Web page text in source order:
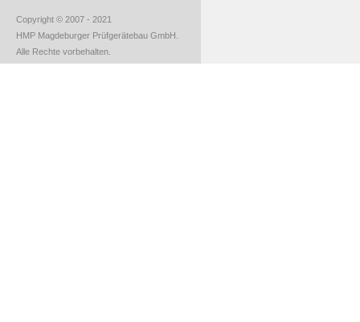
Copyright © 2007 - 2021
HMP Magdeburger Prüfgerätebau GmbH.
Alle Rechte vorbehalten.